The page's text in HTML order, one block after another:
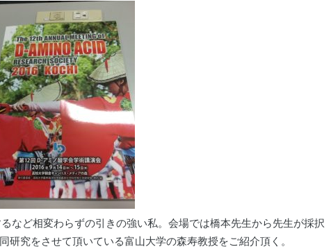
など相変わらずの引きの強い私。会場では橋本先生から先生が採択
研究をさせて頂いている富山大学の森寿教授をご紹介頂く。